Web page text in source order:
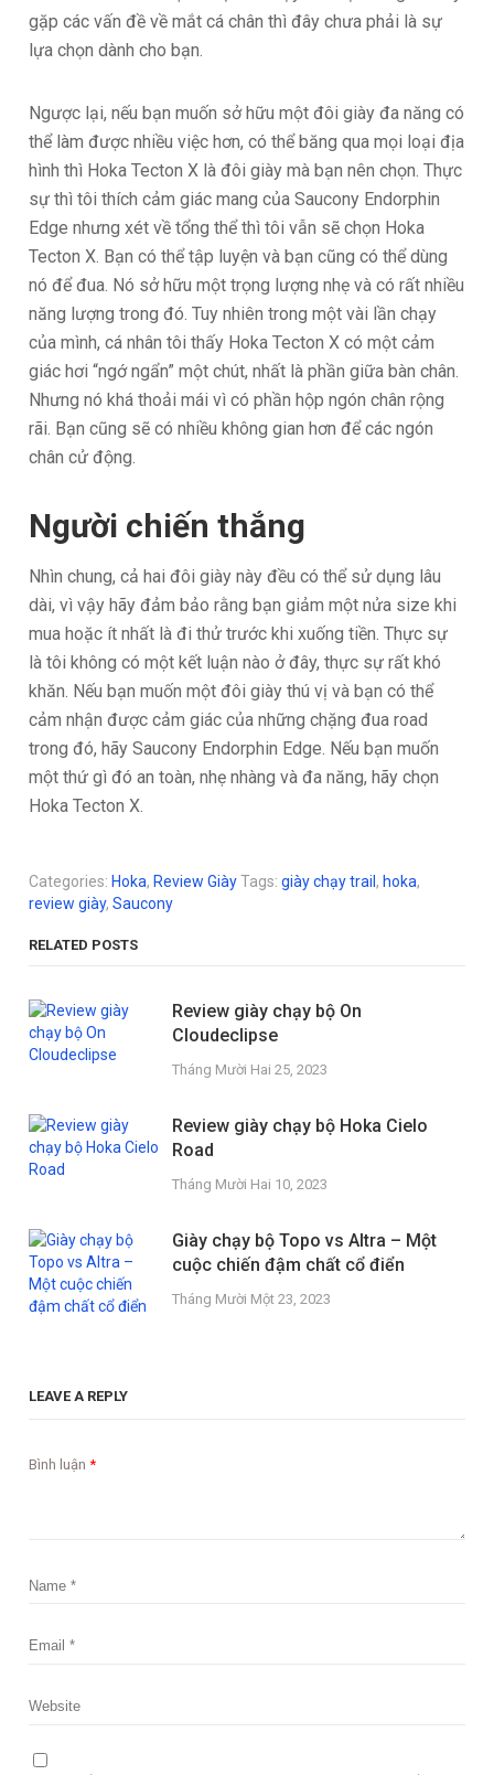
gặp các vấn đề về mắt cá chân thì đây chưa phải là sự
lựa chọn dành cho bạn.
Ngược lại, nếu bạn muốn sở hữu một đôi giày đa năng có
thể làm được nhiều việc hơn, có thể băng qua mọi loại địa
hình thì Hoka Tecton X là đôi giày mà bạn nên chọn. Thực
sự thì tôi thích cảm giác mang của Saucony Endorphin
Edge nhưng xét về tổng thể thì tôi vẫn sẽ chọn Hoka
Tecton X. Bạn có thể tập luyện và bạn cũng có thể dùng
nó để đua. Nó sở hữu một trọng lượng nhẹ và có rất nhiều
năng lượng trong đó. Tuy nhiên trong một vài lần chạy
của mình, cá nhân tôi thấy Hoka Tecton X có một cảm
giác hơi “ngớ ngẩn” một chút, nhất là phần giữa bàn chân.
Nhưng nó khá thoải mái vì có phần hộp ngón chân rộng
rãi. Bạn cũng sẽ có nhiều không gian hơn để các ngón
chân cử động.
Người chiến thắng
Nhìn chung, cả hai đôi giày này đều có thể sử dụng lâu
dài, vì vậy hãy đảm bảo rằng bạn giảm một nửa size khi
mua hoặc ít nhất là đi thử trước khi xuống tiền. Thực sự
là tôi không có một kết luận nào ở đây, thực sự rất khó
khăn. Nếu bạn muốn một đôi giày thú vị và bạn có thể
cảm nhận được cảm giác của những chặng đua road
trong đó, hãy Saucony Endorphin Edge. Nếu bạn muốn
một thứ gì đó an toàn, nhẹ nhàng và đa năng, hãy chọn
Hoka Tecton X.
Categories: Hoka, Review GiàyTags:giày chạy trail , hoka,
review giày,Saucony
RELATED POSTS
Review giày chạy bộ On
Cloudeclipse
Tháng Mười Hai 25, 2023
Review giày chạy bộ Hoka Cielo
Road
Tháng Mười Hai 10, 2023
Giày chạy bộ Topo vs Altra – Một
cuộc chiến đậm chất cổ điển
Tháng Mười Một 23, 2023
LEAVE A REPLY
Bình luận*